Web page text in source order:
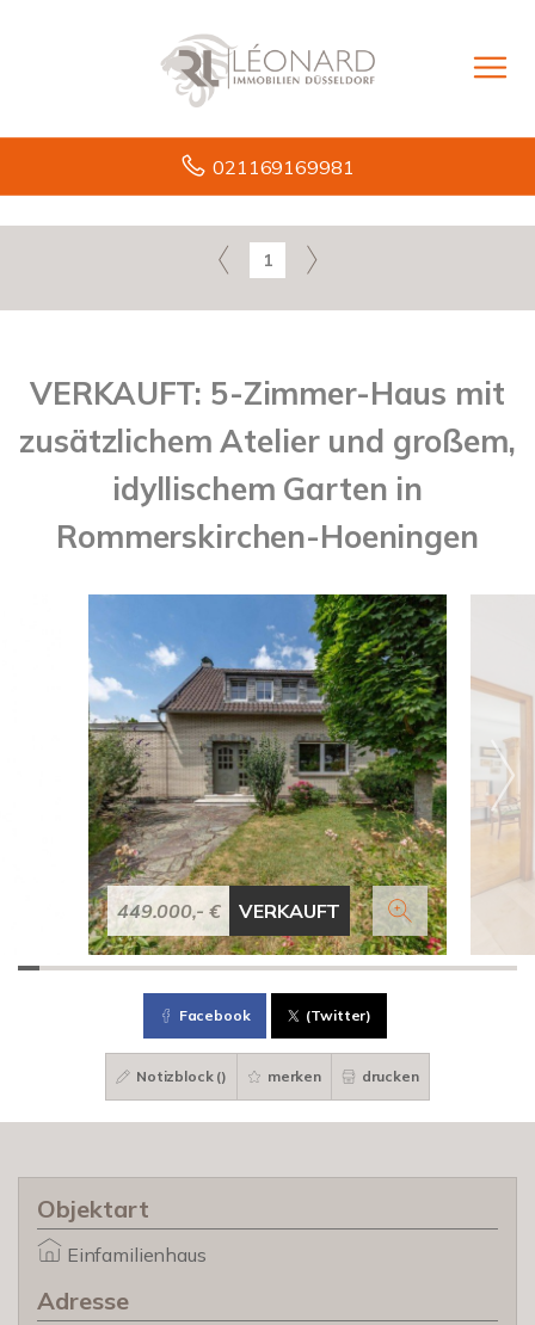
021169169981
1
VERKAUFT: 5-Zimmer-Haus mit
zusätzlichem Atelier und großem,
idyllischem Garten in
Rommerskirchen-Hoeningen
449.000,- € VERKAUFT
Facebook (Twitter)
Notizblock () merken drucken
Objektart
Einfamilienhaus
Adresse